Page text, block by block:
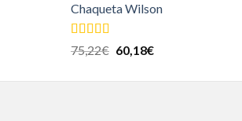
Chaqueta Wilson
Valorado en
5.00
75,22€ 60,18€